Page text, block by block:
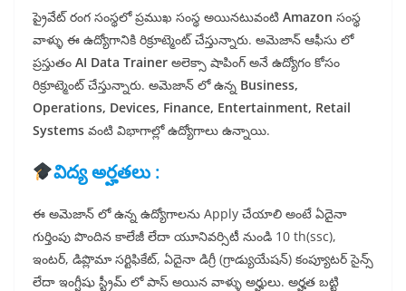
ప్రైవేట్ రంగ సంస్థలో ప్రముఖ సంస్థ అయినటువంటి Amazon సంస్థ
వాళ్ళు ఈ ఉద్యోగానికి రిక్రూట్మెంట్ చేస్తున్నారు. అమెజాన్ ఆఫీసు లో
ప్రస్తుతం AI Data Trainer అలెక్సా షాపింగ్ అనే ఉద్యోగం కోసం
రిక్రూట్మెంట్ చేస్తున్నారు. అమెజాన్ లో ఉన్న Business,
Operations, Devices, Finance, Entertainment, Retail
Systems వంటి విభాగాల్లో ఉద్యోగాలు ఉన్నాయి.
విద్య అర్హతలు :
ఈ అమెజాన్ లో ఉన్న ఉద్యోగాలను Apply చేయాలి అంటే ఏదైనా
గుర్తింపు పొందిన కాలేజీ లేదా యూనివర్సిటీ నుండి 10 th(ssc),
ఇంటర్, డిప్లొమా సర్టిఫికేట్, ఏదైనా డిగ్రీ (గ్రాడ్యుయేషన్) కంప్యూటర్ సైన్స్
లేదా ఇంగ్షీషు స్ట్రీమ్ లో పాస్ అయిన వాళ్ళు అర్హులు. అర్హత బట్టి